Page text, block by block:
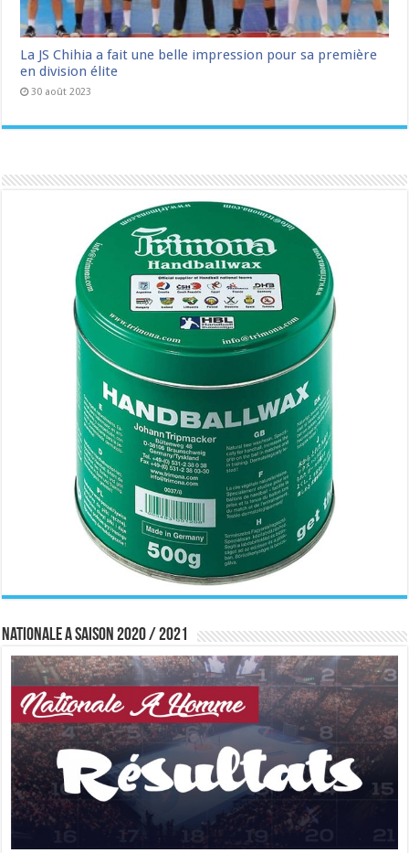
La JS Chihia a fait une belle impression pour sa première
en division élite
30 août 2023
Nationale A saison 2020 / 2021